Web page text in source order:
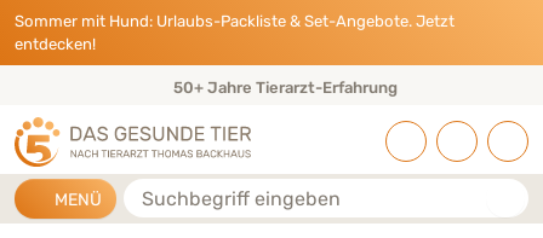
Direkt zu:
INHALT
HAUPTMENÜ
FOOTER
Sommer mit Hund: Urlaubs-Packliste & Set-Angebote. Jetzt
entdecken!
50+ Jahre Tierarzt-Erfahrung
MENÜ Suche